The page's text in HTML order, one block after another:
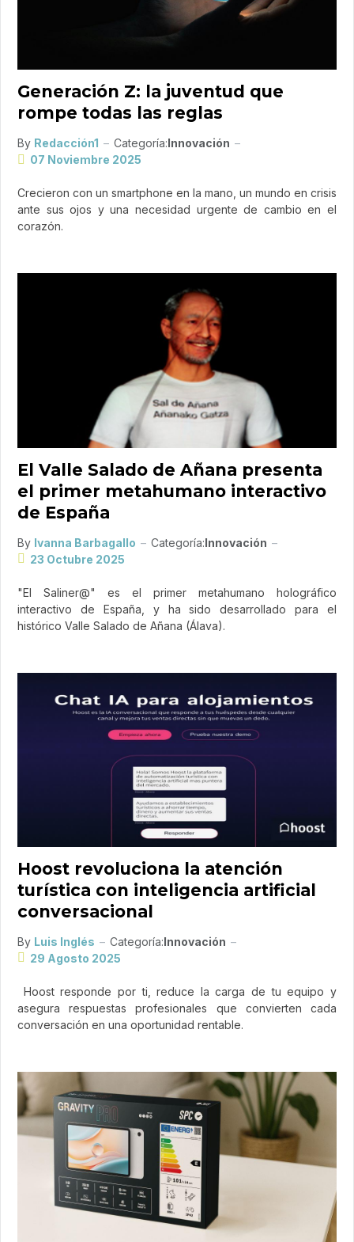
Generación Z: la juventud que
rompe todas las reglas
By Redacción1 Categoría:Innovación
07 Noviembre 2025
Crecieron con un smartphone en la mano, un mundo en crisis
ante sus ojos y una necesidad urgente de cambio en el
corazón.
El Valle Salado de Añana presenta
el primer metahumano interactivo
de España
By Ivanna Barbagallo Categoría:Innovación
23 Octubre 2025
"El Saliner@" es el primer metahumano holográfico
interactivo de España, y ha sido desarrollado para el
histórico Valle Salado de Añana (Álava).
Hoost revoluciona la atención
turística con inteligencia artificial
conversacional
By Luis Inglés Categoría:Innovación
29 Agosto 2025
Hoost responde por ti, reduce la carga de tu equipo y
asegura respuestas profesionales que convierten cada
conversación en una oportunidad rentable.